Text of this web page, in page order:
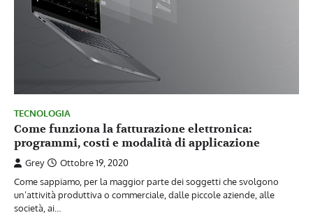
TECNOLOGIA
Come funziona la fatturazione elettronica:
programmi, costi e modalità di applicazione
Grey
Ottobre 19, 2020
Come sappiamo, per la maggior parte dei soggetti che svolgono
un’attività produttiva o commerciale, dalle piccole aziende, alle
società, ai…